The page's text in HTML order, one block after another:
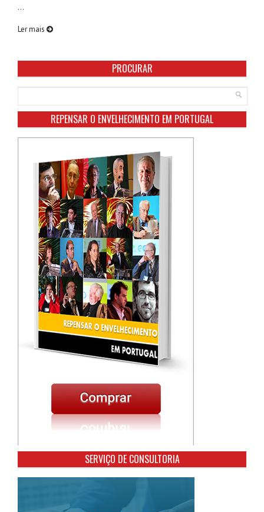
...
Ler mais
PROCURAR
REPENSAR O ENVELHECIMENTO EM PORTUGAL
SERVIÇO DE CONSULTORIA